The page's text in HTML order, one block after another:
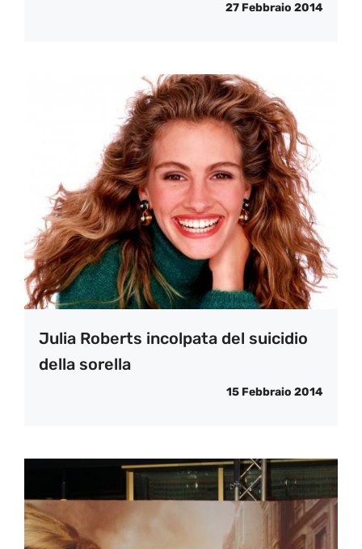
27 Febbraio 2014
Julia Roberts incolpata del suicidio
della sorella
15 Febbraio 2014